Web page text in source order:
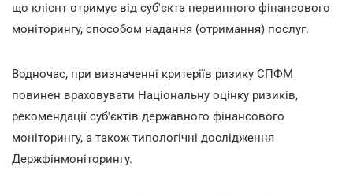
що клієнт отримує від суб'єкта первинного фінансового
моніторингу, способом надання (отримання) послуг.
Водночас, при визначенні критеріїв ризику СПФМ
повинен враховувати Національну оцінку ризиків,
рекомендації суб'єктів державного фінансового
моніторингу, а також типологічні дослідження
Держфінмоніторингу.